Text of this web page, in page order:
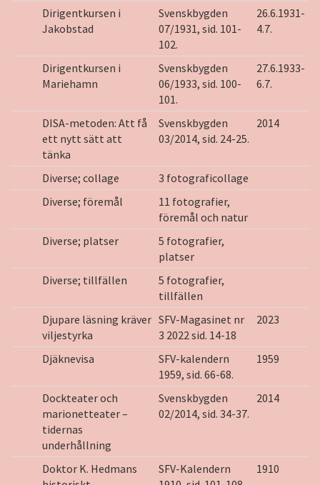
Dirigentkursen i
Jakobstad
Svenskbygden
07/1931, sid. 101-
102.
26.6.1931-
4.7.
Dirigentkursen i
Mariehamn
Svenskbygden
06/1933, sid. 100-
101.
27.6.1933-
6.7.
DISA-metoden: Att få
ett nytt sätt att
tänka
Svenskbygden
03/2014, sid. 24-25.
2014
Diverse; collage
3 fotograficollage
Diverse; föremål
11 fotografier,
föremål och natur
Diverse; platser
5 fotografier,
platser
Diverse; tillfällen
5 fotografier,
tillfällen
Djupare läsning kräver
viljestyrka
SFV-Magasinet nr
3 2022 sid. 14-18
2023
Djäknevisa
SFV-kalendern
1959, sid. 66-68.
1959
Dockteater och
marionetteater –
tidernas
underhållning
Svenskbygden
02/2014, sid. 34-37.
2014
Doktor K. Hedmans
SFV-Kalendern
1910